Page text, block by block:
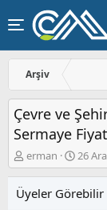
Arşiv
Çevre ve
Sermaye
K
o
u
erman
B
a
l
26
Üyeler Görebilir